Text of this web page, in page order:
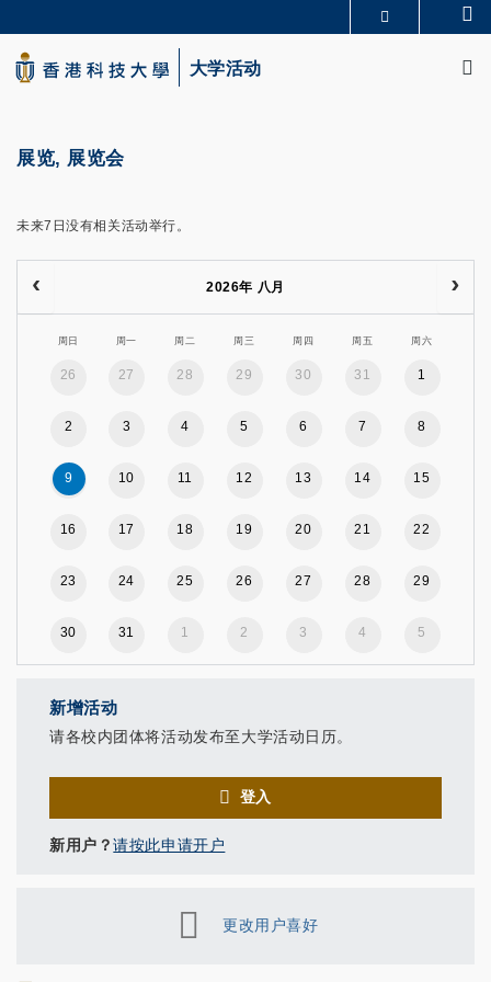
to
main
content
生活@科大
大学活动
展览, 展览会
未来7日没有相关活动举行。
2026年 八月
周日 周一 周二 周三 周四 周五 周六
26 27 28 29 30 31 1
2 3 4 5 6 7 8
9 10 11 12 13 14 15
16 17 18 19 20 21 22
23 24 25 26 27 28 29
30 31 1 2 3 4 5
新增活动
请各校内团体将活动发布至大学活动日历。
登入
新用户？请按此申请开户
更改用户喜好